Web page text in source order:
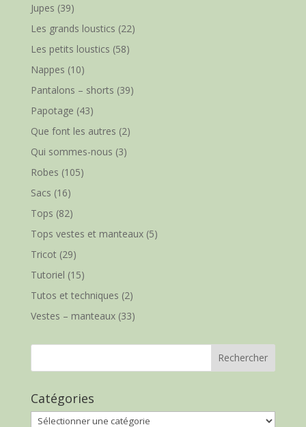
Jupes (39)
Les grands loustics (22)
Les petits loustics (58)
Nappes (10)
Pantalons – shorts (39)
Papotage (43)
Que font les autres (2)
Qui sommes-nous (3)
Robes (105)
Sacs (16)
Tops (82)
Tops vestes et manteaux(5)
Tricot (29)
Tutoriel (15)
Tutos et techniques (2)
Vestes – manteaux(33)
Catégories
Catégories